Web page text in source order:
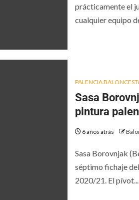
prácticamente el
cualquier equipo
PALENCIA
Sasa
pintura
6 años atrás
Sasa Borovnjak
séptimo fichaje
2020/21. El pívot...